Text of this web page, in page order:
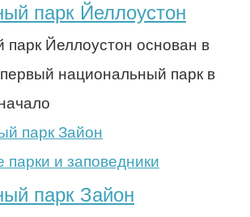
парк Йеллоустон
Йеллоустон основан в
первый национальный парк в
и заповедники
парк Зайон